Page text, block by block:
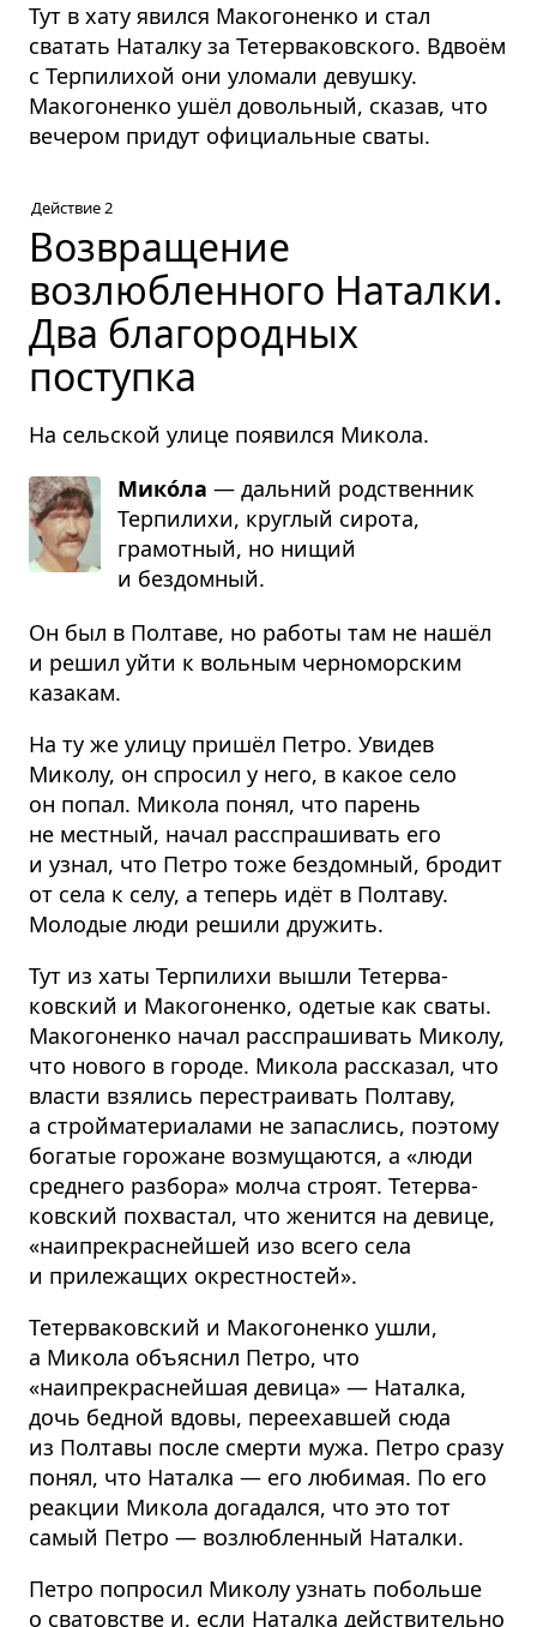
Тут в хату явился Макогоненко и стал
сватать Наталку за Тетерва­ковского. Вдвоём
с Терпилихой они уломали девушку.
Макогоненко ушёл довольный, сказав, что
вечером придут официальные сваты.
Действие 2
Возвращение
возлюбленного Наталки.
Два благородных
поступка
На сельской улице появился Микола.
Мико́ла — дальний родственник
Терпи­лихи, круглый сирота,
грамотный, но нищий
и бездомный.
Он был в Полтаве, но работы там не нашёл
и решил уйти к вольным черноморским
казакам.
На ту же улицу пришёл Петро. Увидев
Миколу, он спросил у него, в какое село
он попал. Микола понял, что парень
не местный, начал расспрашивать его
и узнал, что Петро тоже бездомный, бродит
от села к селу, а теперь идёт в Полтаву.
Молодые люди решили дружить.
Тут из хаты Терпилихи вышли Тетерва­
ковский и Макогоненко, одетые как сваты.
Макогоненко начал расспрашивать Миколу,
что нового в городе. Микола рассказал, что
власти взялись перестраивать Полтаву,
а стройма­те­риалами не запаслись, поэтому
богатые горожане возмущаются, а «люди
среднего разбора» молча строят. Тетерва­
ковский похвастал, что женится на девице,
«наипрекраснейшей изо всего села
и прилежащих окрестностей».
Тетерва­ковский и Макогоненко ушли,
а Микола объяснил Петро, что
«наипрекраснейшая девица» — Наталка,
дочь бедной вдовы, переехавшей сюда
из Полтавы после смерти мужа. Петро сразу
понял, что Наталка — его любимая. По его
реакции Микола догадался, что это тот
самый Петро — возлюбленный Наталки.
Петро попросил Миколу узнать побольше
о сватовстве и, если Наталка действительно